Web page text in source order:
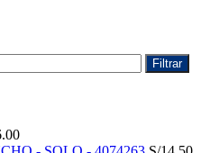
Filtrar